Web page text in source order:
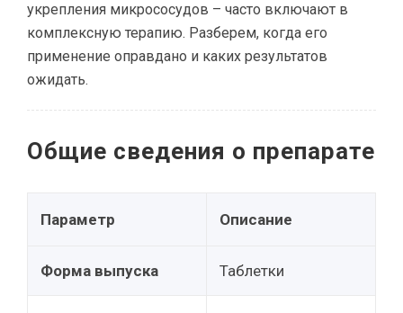
укрепления микрососудов – часто включают в
комплексную терапию. Разберем, когда его
применение оправдано и каких результатов
ожидать.
Общие сведения о препарате
Параметр Описание
Форма выпуска Таблетки